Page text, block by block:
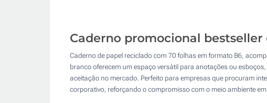
Caderno promocional
Caderno de papel reciclado com 70 folhas em formato B6,
branco oferecem um espaço versátil para anotações ou
aceitação no mercado. Perfeito para empresas que procuram
corporativo, reforçando o compromisso com o meio ambiente